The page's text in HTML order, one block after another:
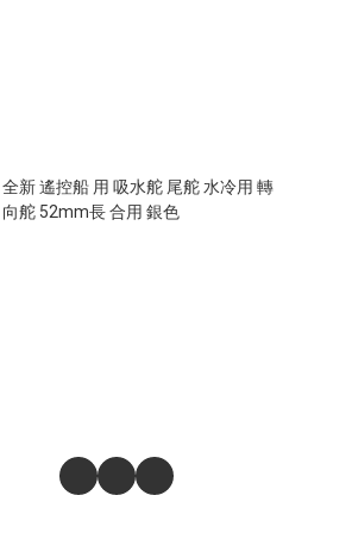
全新 遙控船 用 吸水舵 尾舵 水冷用 轉
向舵 52mm長 合用 銀色